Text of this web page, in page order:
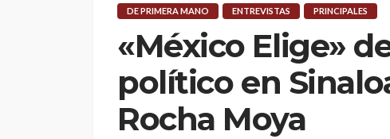
DE PRIMERA MANO ENTREVISTAS PRINCIPALES
«México Elige»
político en
Rocha Moya